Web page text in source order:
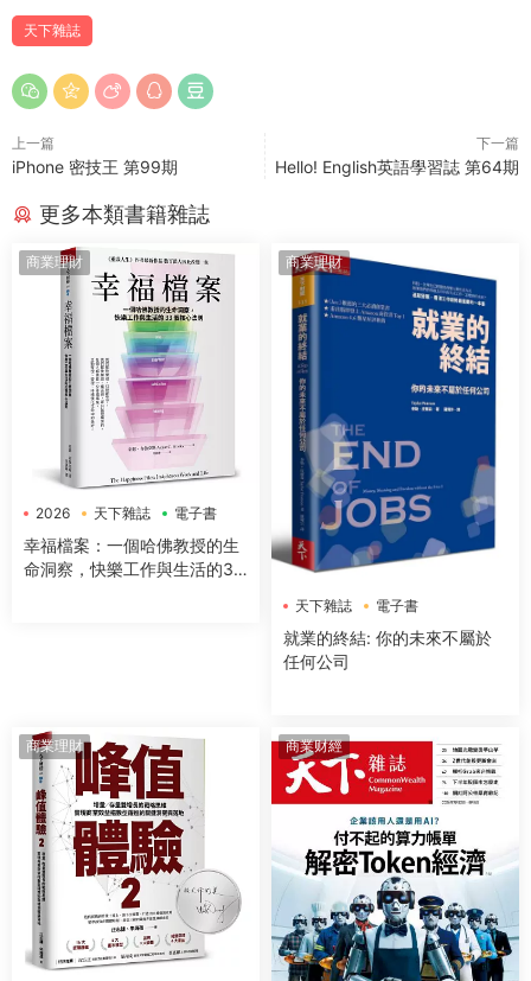
天下雜誌
上一篇
iPhone 密技王 第99期
下一篇
Hello! English英語學習誌 第64期
更多本類書籍雜誌
商業理財
2026 天下雜誌 電子書
幸福檔案：一個哈佛教授的生
命洞察，快樂工作與生活的33
商業理財
天下雜誌 電子書
就業的終結: 你的未來不屬於
任何公司
商業理財 商業财經